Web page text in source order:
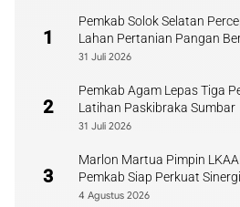
1
Pemkab Solok Selatan
Lahan Pertanian Pangan
31 Juli 2026
2
Pemkab Agam Lepas Tiga
Latihan Paskibraka Sumbar
31 Juli 2026
3
Marlon Martua Pimpin
Pemkab Siap Perkuat
4 Agustus 2026